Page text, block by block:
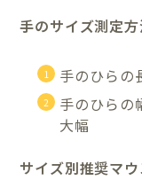
手のサイズ測定
手のひらの
手のひらの
大幅
サイズ別推奨マ